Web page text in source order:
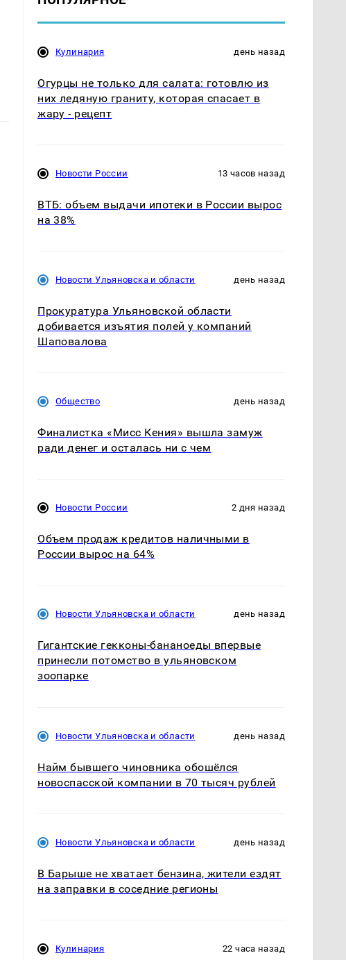
Кулинария день назад
Огурцы не только для салата: готовлю из
них ледяную граниту, которая спасает в
жару - рецепт
Новости России 13 часов назад
ВТБ: объем выдачи ипотеки в России вырос
на 38%
Новости Ульяновска и области день назад
Прокуратура Ульяновской области
добивается изъятия полей у компаний
Шаповалова
Общество день назад
Финалистка «Мисс Кения» вышла замуж
ради денег и осталась ни с чем
Новости России 2 дня назад
Объем продаж кредитов наличными в
России вырос на 64%
Новости Ульяновска и области день назад
Гигантские гекконы-бананоеды впервые
принесли потомство в ульяновском
зоопарке
Новости Ульяновска и области день назад
Найм бывшего чиновника обошёлся
новоспасской компании в 70 тысяч рублей
Новости Ульяновска и области день назад
В Барыше не хватает бензина, жители ездят
на заправки в соседние регионы
Кулинария 22 часа назад